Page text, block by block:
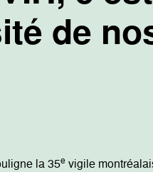
de
la 35e vigile